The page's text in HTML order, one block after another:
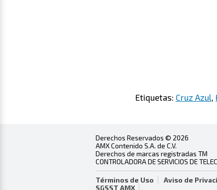
Etiquetas: Cruz Azul,
Derechos Reservados © 2026
AMX Contenido S.A. de C.V.
Derechos de marcas registradas TM
CONTROLADORA DE SERVICIOS DE
Términos de Uso Aviso de
SGSST AMX